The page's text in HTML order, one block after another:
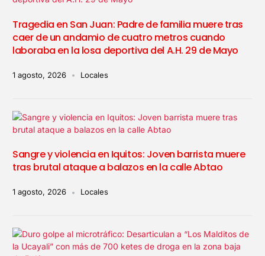
Tragedia en San Juan: Padre de familia muere tras
caer de un andamio de cuatro metros cuando
laboraba en la losa deportiva del A.H. 29 de Mayo
1 agosto, 2026 Locales
Sangre y violencia en Iquitos: Joven barrista muere
tras brutal ataque a balazos en la calle Abtao
1 agosto, 2026 Locales